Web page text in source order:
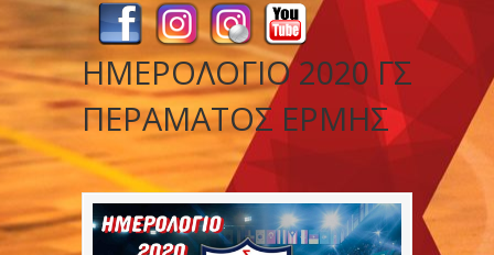
ΗΜΕΡΟΛΟΓΙΟ 2020 ΓΣ
ΠΕΡΑΜΑΤΟΣ ΕΡΜΗΣ